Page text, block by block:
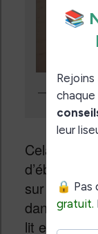
Le mode
Cela
sur une
dans
lit en